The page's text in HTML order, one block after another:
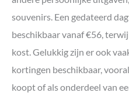
souvenirs. Een gedateerd
beschikbaar vanaf €56,
kost. Gelukkig zijn er ook
kortingen beschikbaar,
koopt of als onderdeel van